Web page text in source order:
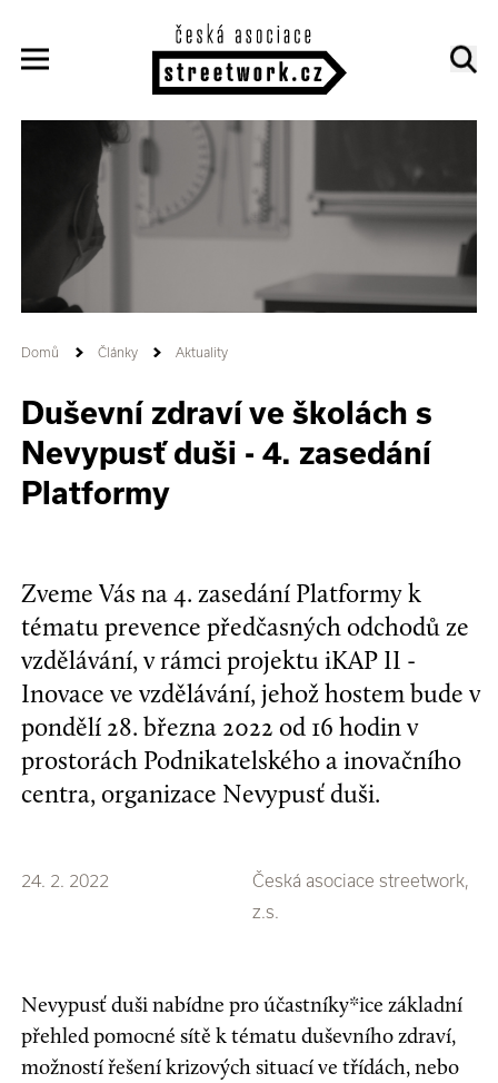
Domů Články Aktuality
Duševní zdraví ve školách s
Nevypusť duši - 4. zasedání
Platformy
​​​​​​​Zveme Vás na 4. zasedání Platformy k
tématu prevence předčasných odchodů ze
vzdělávání, v rámci projektu iKAP II -
Inovace ve vzdělávání, jehož hostem bude v
pondělí 28. března 2022 od 16 hodin v
prostorách Podnikatelského a inovačního
centra, organizace Nevypusť duši.
24. 2. 2022
Česká asociace streetwork,
z.s.
Nevypusť duši nabídne pro účastníky*ice základní
přehled pomocné sítě k tématu duševního zdraví,
možností řešení krizových situací ve třídách, nebo